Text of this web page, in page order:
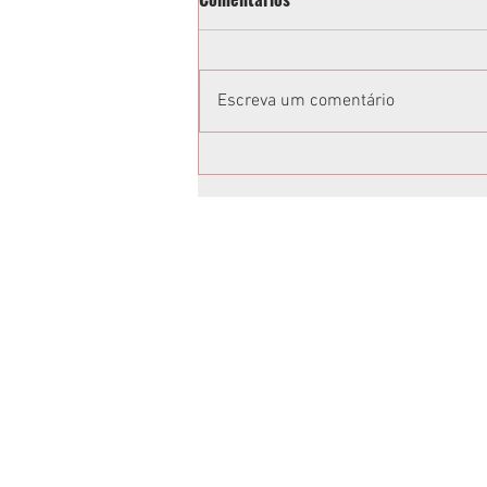
Prefeitura recupera mais 2,3
Escreva um comentário